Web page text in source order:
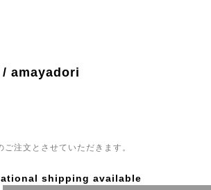
amayadori
注文とさせていただきます。
shipping available